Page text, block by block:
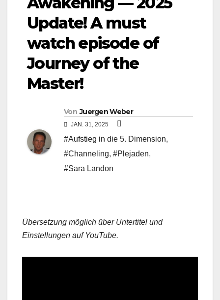
Update! A must
watch episode of
Journey of the
Master!
Von Juergen Weber
JAN. 31, 2025
#Aufstieg in die 5. Dimension,
#Channeling, #Plejaden,
#Sara Landon
Übersetzung möglich über Untertitel und
Einstellungen auf YouTube.